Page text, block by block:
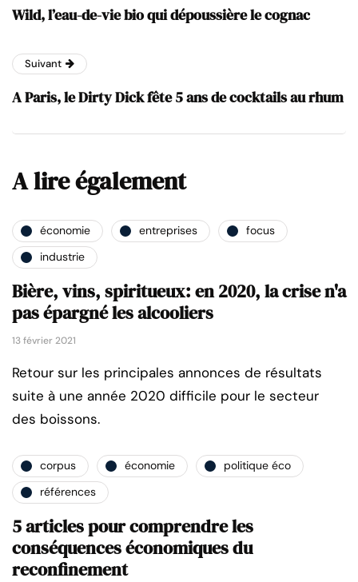
Wild, l’eau-de-vie bio qui dépoussière le cognac
Suivant
A Paris, le Dirty Dick fête 5 ans de cocktails au rhum
A lire également
économie entreprises
focus
industrie
Bière, vins, spiritueux: en 2020, la crise n'a
pas épargné les alcooliers
13 février 2021
Retour sur les principales annonces de résultats
suite à une année 2020 difficile pour le secteur
des boissons.
corpus économie
politique éco
références
5 articles pour comprendre les
conséquences économiques du
reconfinement